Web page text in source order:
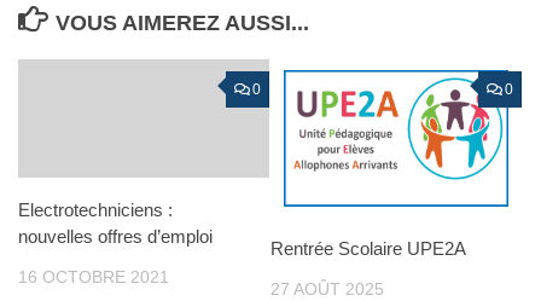
VOUS AIMEREZ AUSSI...
0
Electrotechniciens :
nouvelles offres d’emploi
16 OCTOBRE 2021
0
Rentrée Scolaire UPE2A
27 AOÛT 2025